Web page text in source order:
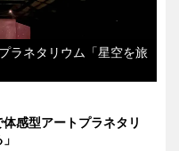
ラネタリウム「星空を旅
感型アートプラネタリ
」